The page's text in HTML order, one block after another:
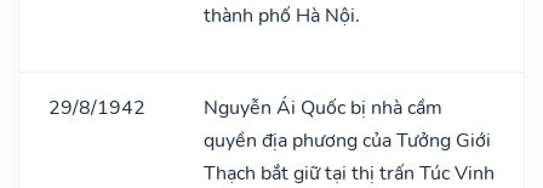
thành phố Hà Nội.
29/8/1942
Nguyễn Ái Quốc bị nhà cầm
quyền địa phương của Tưởng Giới
Thạch bắt giữ tại thị trấn Túc Vinh